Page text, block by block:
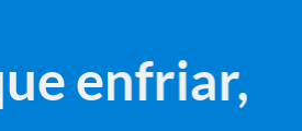
enfriar,